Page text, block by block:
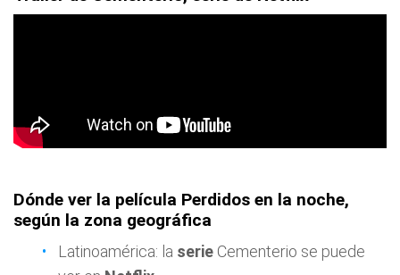
Dónde ver la película Perdidos en la noche,
según la zona geográfica
Latinoamérica: la serie Cementerio se puede